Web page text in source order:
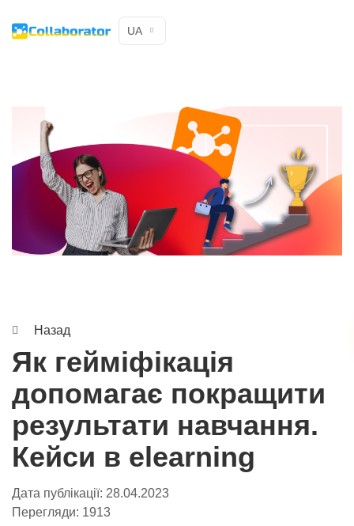
UA
Назад
Як гейміфікація
допомагає покращити
результати навчання.
Кейси в elearning
Дата публікації: 28.04.2023
Перегляди: 1913